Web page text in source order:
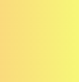
vẫn ngon